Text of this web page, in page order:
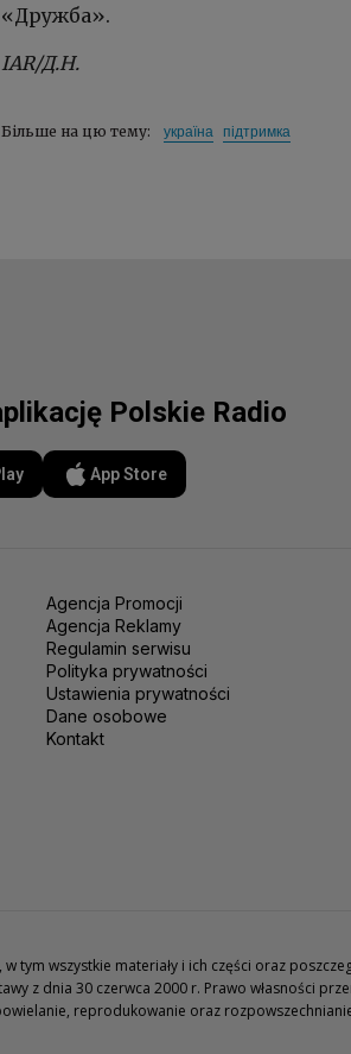
«Дружба».
IAR/Д.Н.
Більше на цю тему: україна підтримка
Polskie Radio
App Store
Agencja Promocji
Agencja Reklamy
Regulamin serwisu
Polityka prywatności
Ustawienia prywatności
Dane osobowe
Kontakt
tym wszystkie materiały i ich części oraz
z dnia 30 czerwca 2000 r. Prawo własności
reprodukowanie oraz